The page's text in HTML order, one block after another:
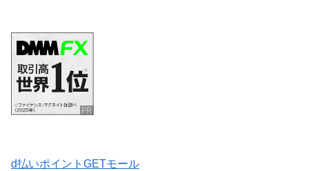
d払いポイントGETモール